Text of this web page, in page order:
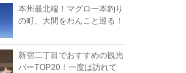
本州最北端！マグロ一本釣り
の町、大間をわんこと巡る！
新宿二丁目でおすすめの観光
バーTOP20！一度は訪れて